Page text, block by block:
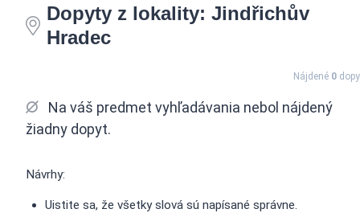
Dopyty z lokality: Jindřichův
Hradec
Nájdené 0
Na váš predmet vyhľadávania nebol nájdený
žiadny dopyt.
Návrhy:
Uistite sa, že všetky slová sú napísané správne.